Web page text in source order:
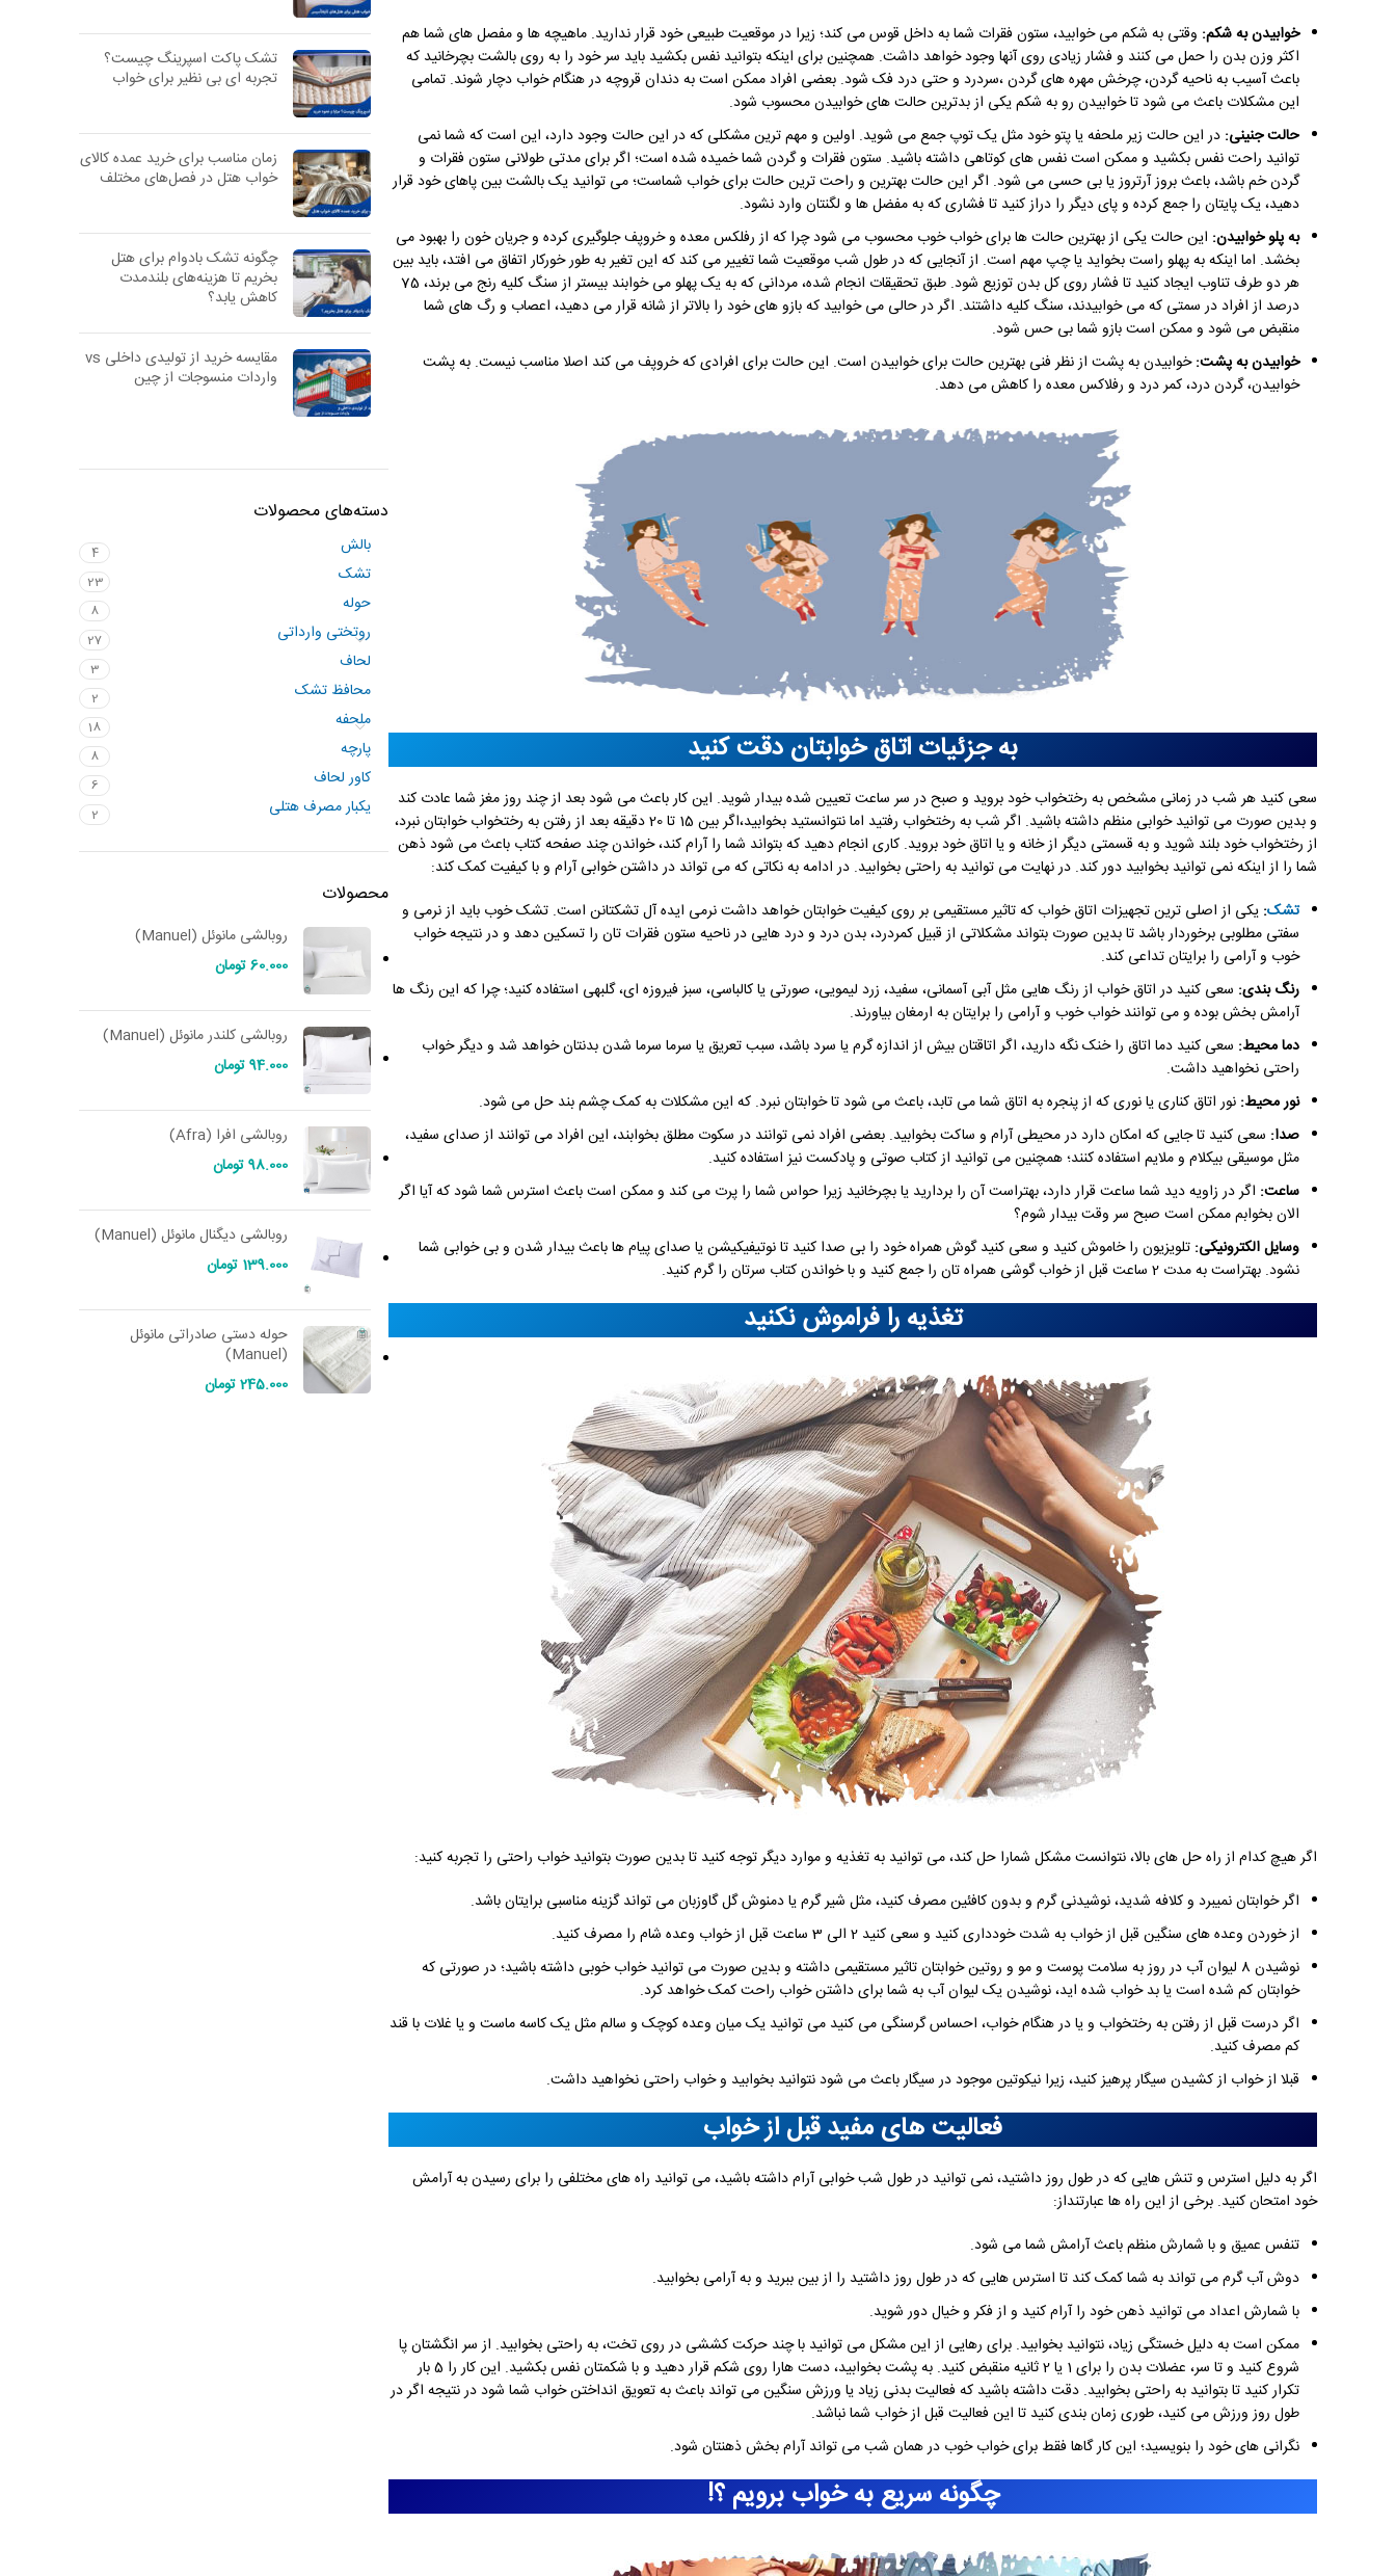
خوابیدن به شکم: وقتی به شکم می خوابید، ستون فقرات شما به داخل قوس می کند؛ زیرا در موقعیت طبیعی خود قرار ندارید. ماهیچه ها و مفصل های شما هم
اکثر وزن بدن را حمل می کنند و فشار زیادی روی آنها وجود خواهد داشت. همچنین برای اینکه بتوانید نفس بکشید باید سر خود را به روی بالشت بچرخانید که
باعث آسیب به ناحیه گردن، چرخش مهره های گردن ،سردرد و حتی درد فک شود. بعضی افراد ممکن است به دندان قروچه در هنگام خواب دچار شوند. تمامی
این مشکلات باعث می شود تا خوابیدن رو به شکم یکی از بدترین حالت های خوابیدن محسوب شود.
حالت جنینی: در این حالت زیر ملحفه یا پتو خود مثل یک توپ جمع می شوید. اولین و مهم ترین مشکلی که در این حالت وجود دارد، این است که شما نمی
توانید راحت نفس بکشید و ممکن است نفس های کوتاهی داشته باشید. ستون فقرات و گردن شما خمیده شده است؛ اگر برای مدتی طولانی ستون فقرات و
گردن خم باشد، باعث بروز آرتروز یا بی حسی می شود. اگر این حالت بهترین و راحت ترین حالت برای خواب شماست؛ می توانید یک بالشت بین پاهای خود قرار
دهید، یک پایتان را جمع کرده و پای دیگر را دراز کنید تا فشاری که به مفضل ها و لگنتان وارد نشود.
به پلو خوابیدن: این حالت یکی از بهترین حالت ها برای خواب خوب محسوب می شود چرا که از رفلکس معده و خروپف جلوگیری کرده و جریان خون را بهبود می
بخشد. اما اینکه به پهلو راست بخواید یا چپ مهم است. از آنجایی که در طول شب موقعیت شما تغییر می کند که این تغیر به طور خورکار اتفاق می افتد، باید بین
هر دو طرف تناوب ایجاد کنید تا فشار روی کل بدن توزیع شود. طبق تحقیقات انجام شده، مردانی که به یک پهلو می خوابند بیستر از سنگ کلیه رنج می برند، 75
درصد از افراد در سمتی که می خوابیدند، سنگ کلیه داشتند. اگر در حالی می خوابید که بازو های خود را بالاتر از شانه قرار می دهید، اعصاب و رگ های شما
منقبض می شود و ممکن است بازو شما بی حس شود.
خوابیدن به پشت:خوابیدن به پشت از نظر فنی بهترین حالت برای خوابیدن است. این حالت برای افرادی که خروپف می کند اصلا مناسب نیست. به پشت
خوابیدن، گردن درد، کمر درد و رفلاکس معده را کاهش می دهد.
به جزئیات اتاق خوابتان دقت کنید
سعی کنید هر شب در زمانی مشخص به رختخواب خود بروید و صبح در سر ساعت تعیین شده بیدار شوید. این کار باعث می شود بعد از چند روز مغز شما عادت کند
و بدین صورت می توانید خوابی منظم داشته باشید. اگر شب به رختخواب رفتید اما نتوانستید بخوابید،اگر بین 15 تا 20 دقیقه بعد از رفتن به رختخواب خوابتان نبرد،
از رختخواب خود بلند شوید و به قسمتی دیگر از خانه و یا اتاق خود بروید. کاری انجام دهید که بتواند شما را آرام کند، خواندن چند صفحه کتاب باعث می شود ذهن
شما را از اینکه نمی توانید بخوابید دور کند. در نهایت می توانید به راحتی بخوابید. در ادامه به نکاتی که می تواند در داشتن خوابی آرام و با کیفیت کمک کند:
تشک: یکی از اصلی ترین تجهیزات اتاق خواب که تاثیر مستقیمی بر روی کیفیت خوابتان خواهد داشت نرمی ایده آل تشکتانن است. تشک خوب باید از نرمی و
سفتی مطلوبی برخوردار باشد تا بدین صورت بتواند مشکلاتی از قبیل کمردرد، بدن درد و درد هایی در ناحیه ستون فقرات تان را تسکین دهد و در نتیجه خواب
خوب و آرامی را برایتان تداعی کند.
رنگ بندی: سعی کنید در اتاق خواب از رنگ هایی مثل آبی آسمانی، سفید، زرد لیمویی، صورتی یا کالباسی، سبز فیروزه ای، گلبهی استفاده کنید؛ چرا که این رنگ ها
آرامش بخش بوده و می توانند خواب خوب و آرامی را برایتان به ارمغان بیاورند.
دما محیط: سعی کنید دما اتاق را خنک نگه دارید، اگر اتاقتان بیش از اندازه گرم یا سرد باشد، سبب تعریق یا سرما سرما شدن بدنتان خواهد شد و دیگر خواب
راحتی نخواهید داشت.
نور محیط: نور اتاق کناری یا نوری که از پنجره به اتاق شما می تابد، باعث می شود تا خوابتان نبرد. که این مشکلات به کمک چشم بند حل می شود.
صدا: سعی کنید تا جایی که امکان دارد در محیطی آرام و ساکت بخوابید. بعضی افراد نمی توانند در سکوت مطلق بخوابند، این افراد می توانند از صدای سفید،
مثل موسیقی بیکلام و ملایم استفاده کنند؛ همچنین می توانید از کتاب صوتی و پادکست نیز استفاده کنید.
ساعت: اگر در زاویه دید شما ساعت قرار دارد، بهتراست آن را بردارید یا بچرخانید زیرا حواس شما را پرت می کند و ممکن است باعث استرس شما شود که آیا اگر
الان بخوابم ممکن است صبح سر وقت بیدار شوم؟
وسایل الکترونیکی: تلویزیون را خاموش کنید و سعی کنید گوش همراه خود را بی صدا کنید تا نوتیفیکیشن یا صدای پیام ها باعث بیدار شدن و بی خوابی شما
نشود. بهتراست به مدت 2 ساعت قبل از خواب گوشی همراه تان را جمع کنید و با خواندن کتاب سرتان را گرم کنید.
تغذیه را فراموش نکنید
اگر هیچ کدام از راه حل های بالا، نتوانست مشکل شمارا حل کند، می توانید به تغذیه و موارد دیگر توجه کنید تا بدین صورت بتوانید خواب راحتی را تجربه کنید:
اگر خوابتان نمیبرد و کلافه شدید، نوشیدنی گرم و بدون کافئین مصرف کنید، مثل شیر گرم یا دمنوش گل گاوزبان می تواند گزینه مناسبی برایتان باشد.
از خوردن وعده های سنگین قبل از خواب به شدت خودداری کنید و سعی کنید 2 الی 3 ساعت قبل از خواب وعده شام را مصرف کنید.
نوشیدن 8 لیوان آب در روز به سلامت پوست و مو و روتین خوابتان تاثیر مستقیمی داشته و بدین صورت می توانید خواب خوبی داشته باشید؛ در صورتی که
خوابتان کم شده است یا بد خواب شده اید، نوشیدن یک لیوان آب به شما برای داشتن خواب راحت کمک خواهد کرد.
اگر درست قبل از رفتن به رختخواب و یا در هنگام خواب، احساس گرسنگی می کنید می توانید یک میان وعده کوچک و سالم مثل یک کاسه ماست و یا غلات با قند
کم مصرف کنید.
قبلا از خواب از کشیدن سیگار پرهیز کنید، زیرا نیکوتین موجود در سیگار باعث می شود نتوانید بخوابید و خواب راحتی نخواهید داشت.
فعالیت های مفید قبل از خواب
اگر به دلیل استرس و تنش هایی که در طول روز داشتید، نمی توانید در طول شب خوابی آرام داشته باشید، می توانید راه های مختلفی را برای رسیدن به آرامش
خود امتحان کنید. برخی از این راه ها عبارتنداز:
تنفس عمیق و با شمارش منظم باعث آرامش شما می شود.
دوش آب گرم می تواند به شما کمک کند تا استرس هایی که در طول روز داشتید را از بین ببرید و به آرامی بخوابید.
با شمارش اعداد می توانید ذهن خود را آرام کنید و از فکر و خیال دور شوید.
ممکن است به دلیل خستگی زیاد، نتوانید بخوابید. برای رهایی از این مشکل می توانید با چند حرکت کششی در روی تخت، به راحتی بخوابید. از سر انگشتان پا
شروع کنید و تا سر، عضلات بدن را برای 1 یا 2 ثانیه منقبض کنید. به پشت بخوابید، دست هارا روی شکم قرار دهید و با شکمتان نفس بکشید. این کار را 5 بار
تکرار کنید تا بتوانید به راحتی بخوابید. دقت داشته باشید که فعالیت بدنی زیاد یا ورزش سنگین می تواند باعث به تعویق انداختن خواب شما شود در نتیجه اگر در
طول روز ورزش می کنید، طوری زمان بندی کنید تا این فعالیت قبل از خواب شما نباشد.
نگرانی های خود را بنویسید؛ این کار گاها فقط برای خواب خوب در همان شب می تواند آرام بخش ذهنتان شود.
چگونه سریع به خواب برویم ؟!
تشک پاکت اسپرینگ چیست؟
تجربه ای بی نظیر برای خواب
زمان مناسب برای خرید عمده کالای
خواب هتل در فصل‌های مختلف
چگونه تشک بادوام برای هتل
بخریم تا هزینه‌های بلندمدت
کاهش یابد؟
مقایسه خرید از تولیدی داخلی vs
واردات منسوجات از چین
دسته‌های محصولات
بالش 4
تشک 23
حوله 8
روتختی وارداتی 27
لحاف 3
محافظ تشک 2
ملحفه 18
پارچه 8
کاور لحاف 6
یکبار مصرف هتلی 2
محصولات
روبالشی مانوئل (Manuel)
60.000تومان
روبالشی کلندر مانوئل (Manuel)
94.000تومان
روبالشی افرا (Afra)
98.000تومان
روبالشی دیگنال مانوئل (Manuel)
139.000 تومان
حوله دستی صادراتی مانوئل
(Manuel)
245.000تومان